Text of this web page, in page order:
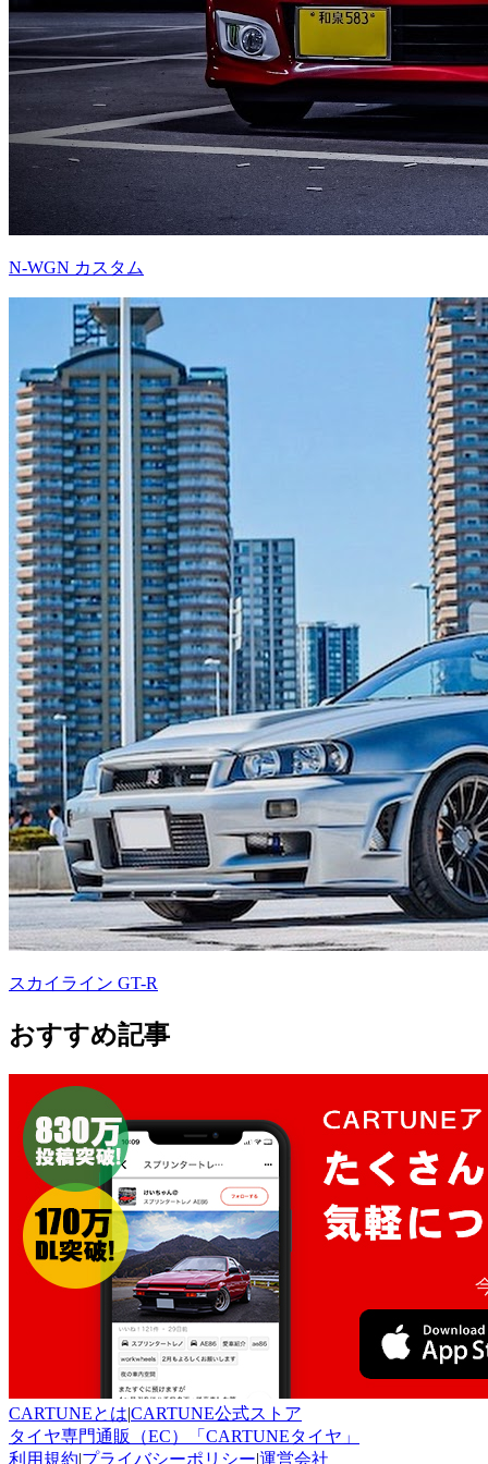
N-WGN カスタム
スカイライン GT-R
おすすめ記事
CARTUNEとは|CARTUNE公式ストア
タイヤ専門通販（EC）「CARTUNEタイヤ」
利用規約|プライバシーポリシー|運営会社